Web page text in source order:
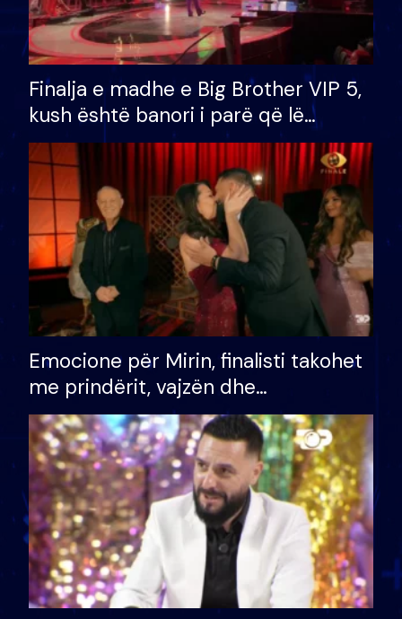
Finalja e madhe e Big Brother VIP 5,
kush është banori i parë që lë
shtëpinë dhe humb mundësinë për
të fituar çmimin e madh
Emocione për Mirin, finalisti takohet
me prindërit, vajzën dhe
bashkëshorten: S’kemi ndonjë letër
divorci apo jo?